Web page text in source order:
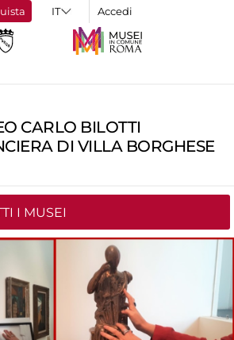
Accedi
CARLO BILOTTI
DI VILLA BORGHESE
I MUSEI